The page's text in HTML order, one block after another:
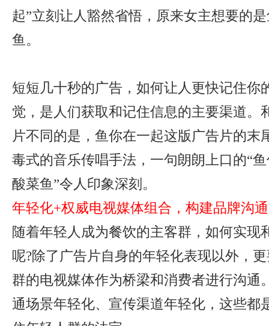
起”立刻让人豁然省悟，原来女主想要的
鱼。
短短几十秒的广告，如何让人更快记住你
觉，是人们获取和记住信息的主要渠道。
片不同的是，鱼你在一起这版广告片的末
毒式的音乐传唱手法，一句朗朗上口的“
酸菜鱼”令人印象深刻。
年轻化+权威电视媒体组合，构建品牌沟
随着年轻人成为餐饮的主客群，如何实现
呢?除了广告片自身的年轻化表现以外，
群的电视媒体作为桥梁和消费者进行沟通
通场景年轻化、宣传渠道年轻化，这些都